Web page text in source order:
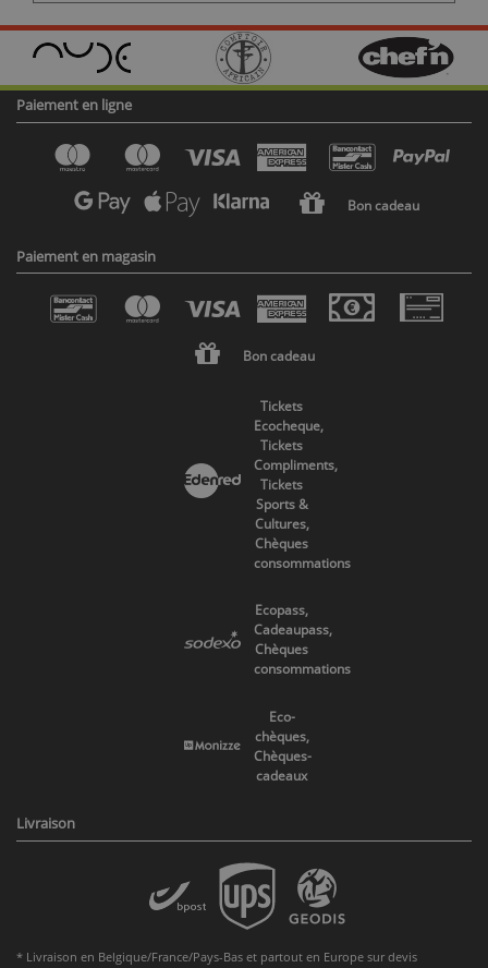
Paiement en ligne
Bon cadeau
Paiement en magasin
Bon cadeau
Tickets
Ecocheque,
Tickets
Compliments,
Tickets
Sports &
Cultures,
Chèques
consommations
Ecopass,
Cadeaupass,
Chèques
consommations
Eco-
chèques,
Chèques-
cadeaux
Livraison
* Livraison en Belgique/France/Pays-Bas et partout en Europe sur devis